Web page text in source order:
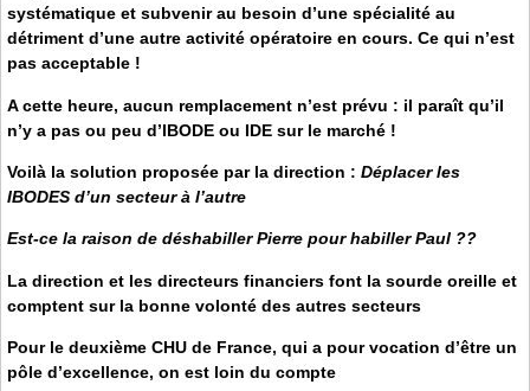
systématique et subvenir au besoin d’une spécialité au
détriment d’une autre activité opératoire en cours. Ce qui n’est
pas acceptable !
A cette heure, aucun remplacement n’est prévu : il paraît qu’il
n’y a pas ou peu d’IBODE ou IDE sur le marché !
Voilà la solution proposée par la direction : Déplacer les
IBODES d’un secteur à l’autre
Est-ce la raison de déshabiller Pierre pour habiller Paul ??
La direction et les directeurs financiers font la sourde oreille et
comptent sur la bonne volonté des autres secteurs
Pour le deuxième CHU de France, qui a pour vocation d’être un
pôle d’excellence, on est loin du compte